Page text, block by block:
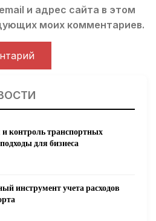
и адрес сайта в этом
моих комментариев.
контроль транспортных
для бизнеса
инструмент учета расходов